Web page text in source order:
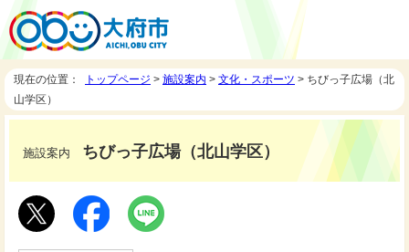
現在の位置： トップページ > 施設案内 > 文化・スポーツ > ちびっ子広場（北
山学区）
施設案内 ちびっ子広場（北山学区）